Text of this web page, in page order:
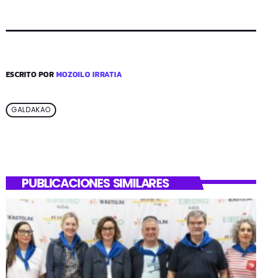
ESCRITO PORMOZOILO IRRATIA
GALDAKAO
PUBLICACIONES SIMILARES